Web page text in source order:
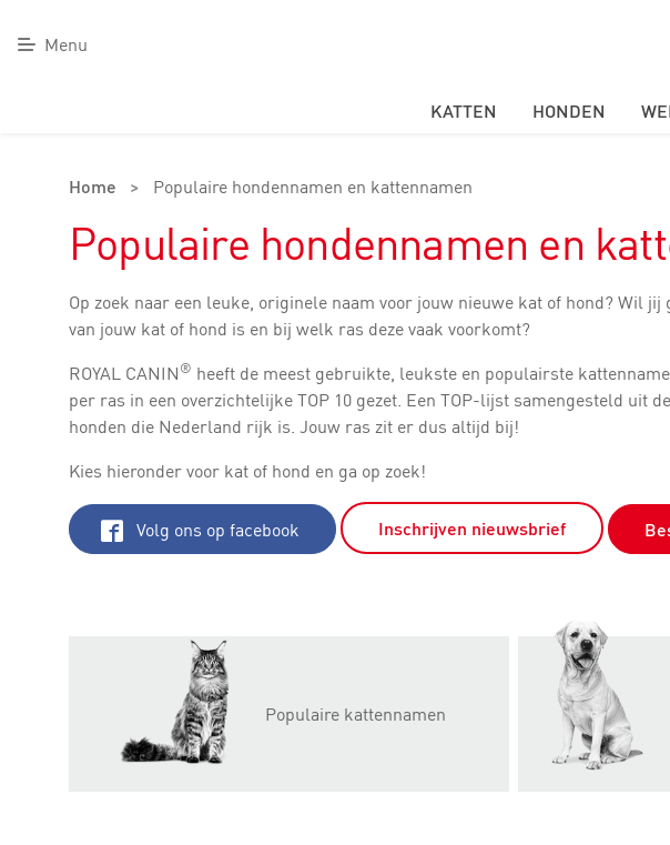
Menu
KATTEN
HONDEN
Home > Populaire hondennamen en kattennamen
Populaire hondennamen en
Op zoek naar een leuke, originele naam voor jouw nieuwe kat of hond? Wil
van jouw kat of hond is en bij welk ras deze vaak voorkomt?
ROYAL CANIN® heeft de meest gebruikte, leukste en populairste
per ras in een overzichtelijke TOP 10 gezet. Een TOP-lijst samengesteld uit
honden die Nederland rijk is. Jouw ras zit er dus altijd bij!
Kies hieronder voor kat of hond en ga op zoek!
Volg ons op facebook Inschrijven nieuwsbrief
Populaire kattennamen